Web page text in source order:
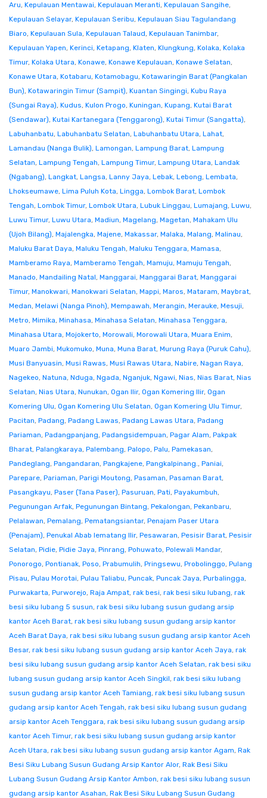
Aru, Kepulauan Mentawai, Kepulauan Meranti, Kepulauan Sangihe,
Kepulauan Selayar, Kepulauan Seribu, Kepulauan Siau Tagulandang
Biaro, Kepulauan Sula, Kepulauan Talaud, Kepulauan Tanimbar,
Kepulauan Yapen, Kerinci, Ketapang, Klaten, Klungkung, Kolaka, Kolaka
Timur, Kolaka Utara, Konawe, Konawe Kepulauan, Konawe Selatan,
Konawe Utara, Kotabaru, Kotamobagu, Kotawaringin Barat (Pangkalan
Bun), Kotawaringin Timur (Sampit), Kuantan Singingi, Kubu Raya
(Sungai Raya), Kudus, Kulon Progo, Kuningan, Kupang, Kutai Barat
(Sendawar), Kutai Kartanegara (Tenggarong), Kutai Timur (Sangatta),
Labuhanbatu, Labuhanbatu Selatan, Labuhanbatu Utara, Lahat,
Lamandau (Nanga Bulik), Lamongan, Lampung Barat, Lampung
Selatan, Lampung Tengah, Lampung Timur, Lampung Utara, Landak
(Ngabang), Langkat, Langsa, Lanny Jaya, Lebak, Lebong, Lembata,
Lhokseumawe, Lima Puluh Kota, Lingga, Lombok Barat, Lombok
Tengah, Lombok Timur, Lombok Utara, Lubuk Linggau, Lumajang, Luwu,
Luwu Timur, Luwu Utara, Madiun, Magelang, Magetan, Mahakam Ulu
(Ujoh Bilang), Majalengka, Majene, Makassar, Malaka, Malang, Malinau,
Maluku Barat Daya, Maluku Tengah, Maluku Tenggara, Mamasa,
Mamberamo Raya, Mamberamo Tengah, Mamuju, Mamuju Tengah,
Manado, Mandailing Natal, Manggarai, Manggarai Barat, Manggarai
Timur, Manokwari, Manokwari Selatan, Mappi, Maros, Mataram, Maybrat,
Medan, Melawi (Nanga Pinoh), Mempawah, Merangin, Merauke, Mesuji,
Metro, Mimika, Minahasa, Minahasa Selatan, Minahasa Tenggara,
Minahasa Utara, Mojokerto, Morowali, Morowali Utara, Muara Enim,
Muaro Jambi, Mukomuko, Muna, Muna Barat, Murung Raya (Puruk Cahu),
Musi Banyuasin, Musi Rawas, Musi Rawas Utara, Nabire, Nagan Raya,
Nagekeo, Natuna, Nduga, Ngada, Nganjuk, Ngawi, Nias, Nias Barat, Nias
Selatan, Nias Utara, Nunukan, Ogan Ilir, Ogan Komering Ilir, Ogan
Komering Ulu, Ogan Komering Ulu Selatan, Ogan Komering Ulu Timur,
Pacitan, Padang, Padang Lawas, Padang Lawas Utara, Padang
Pariaman, Padangpanjang, Padangsidempuan, Pagar Alam, Pakpak
Bharat, Palangkaraya, Palembang, Palopo, Palu, Pamekasan,
Pandeglang, Pangandaran, Pangkajene, Pangkalpinang., Paniai,
Parepare, Pariaman, Parigi Moutong, Pasaman, Pasaman Barat,
Pasangkayu, Paser (Tana Paser), Pasuruan, Pati, Payakumbuh,
Pegunungan Arfak, Pegunungan Bintang, Pekalongan, Pekanbaru,
Pelalawan, Pemalang, Pematangsiantar, Penajam Paser Utara
(Penajam), Penukal Abab lematang Ilir, Pesawaran, Pesisir Barat, Pesisir
Selatan, Pidie, Pidie Jaya, Pinrang, Pohuwato, Polewali Mandar,
Ponorogo, Pontianak, Poso, Prabumulih, Pringsewu, Probolinggo, Pulang
Pisau, Pulau Morotai, Pulau Taliabu, Puncak, Puncak Jaya, Purbalingga,
Purwakarta, Purworejo, Raja Ampat, rak besi, rak besi siku lubang, rak
besi siku lubang 5 susun, rak besi siku lubang susun gudang arsip
kantor Aceh Barat, rak besi siku lubang susun gudang arsip kantor
Aceh Barat Daya, rak besi siku lubang susun gudang arsip kantor Aceh
Besar, rak besi siku lubang susun gudang arsip kantor Aceh Jaya, rak
besi siku lubang susun gudang arsip kantor Aceh Selatan, rak besi siku
lubang susun gudang arsip kantor Aceh Singkil, rak besi siku lubang
susun gudang arsip kantor Aceh Tamiang, rak besi siku lubang susun
gudang arsip kantor Aceh Tengah, rak besi siku lubang susun gudang
arsip kantor Aceh Tenggara, rak besi siku lubang susun gudang arsip
kantor Aceh Timur, rak besi siku lubang susun gudang arsip kantor
Aceh Utara, rak besi siku lubang susun gudang arsip kantor Agam, Rak
Besi Siku Lubang Susun Gudang Arsip Kantor Alor, Rak Besi Siku
Lubang Susun Gudang Arsip Kantor Ambon, rak besi siku lubang susun
gudang arsip kantor Asahan, Rak Besi Siku Lubang Susun Gudang